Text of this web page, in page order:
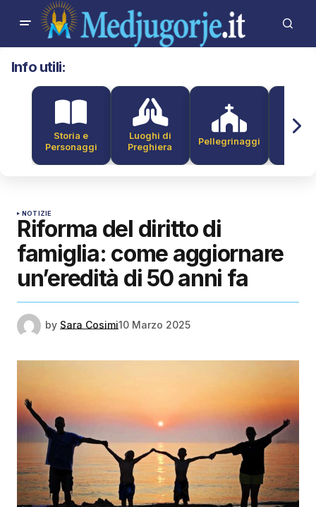
Info utili:
Storia e
Personaggi
Luoghi di
Preghiera
Pellegrinaggi
NOTIZIE
Riforma del diritto di
famiglia: come aggiornare
un’eredità di 50 anni fa
by Sara Cosimi10 Marzo 2025